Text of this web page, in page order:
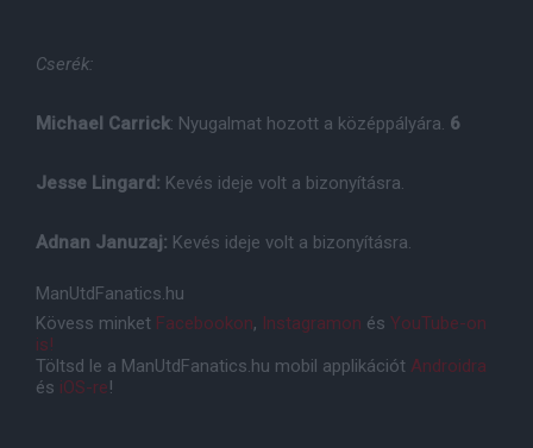
Cserék:
Michael Carrick: Nyugalmat hozott a középpályára. 6
Jesse Lingard: Kevés ideje volt a bizonyításra.
Adnan Januzaj: Kevés ideje volt a bizonyításra.
ManUtdFanatics.hu
Kövess minket Facebookon, Instagramon és YouTube-on
is!
Töltsd le a ManUtdFanatics.hu mobil applikációt Androidra
és iOS-re!